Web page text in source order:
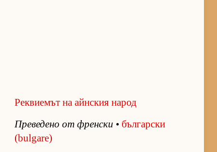
Реквиемът на айнския народ
Пре­ве­дено от френ­ски • бъл­гар­ски
(bulgare)